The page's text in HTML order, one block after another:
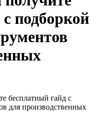
подборкой
бесплатный гайд с
для производственных